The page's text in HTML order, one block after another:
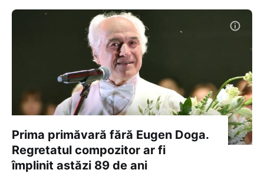
Prima primăvară fără Eugen Doga.
Regretatul compozitor ar fi
împlinit astăzi 89 de ani